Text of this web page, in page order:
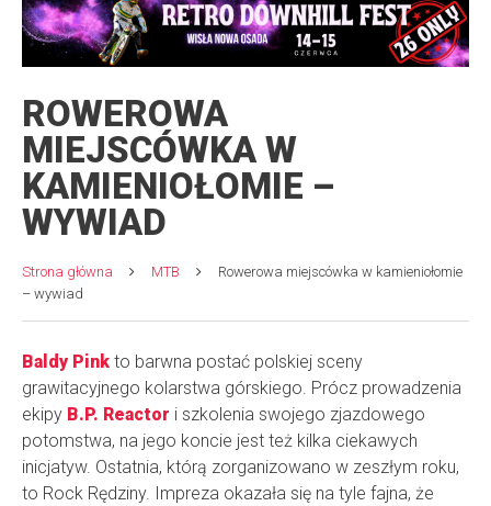
ROWEROWA
MIEJSCÓWKA W
KAMIENIOŁOMIE –
WYWIAD
Strona główna MTB
Rowerowa miejscówka w kamieniołomie
– wywiad
Baldy Pink to barwna postać polskiej sceny
grawitacyjnego kolarstwa górskiego. Prócz prowadzenia
ekipy B.P. Reactor i szkolenia swojego zjazdowego
potomstwa, na jego koncie jest też kilka ciekawych
inicjatyw. Ostatnia, którą zorganizowano w zeszłym roku,
to Rock Rędziny. Impreza okazała się na tyle fajna, że